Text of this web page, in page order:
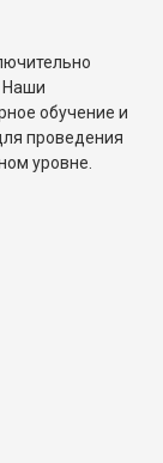
Наши
обучение и
проведения
уровне.